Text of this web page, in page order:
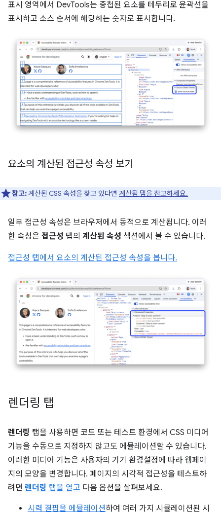
표시 영역에서 DevTools는 중첩된 요소를 테두리로 윤곽선을
표시하고 소스 순서에 해당하는 숫자로 표시합니다.
요소의 계산된 접근성 속성 보기
참고: 계산된 CSS 속성을 찾고 있다면 계산됨 탭을 참고하세요.
일부 접근성 속성은 브라우저에서 동적으로 계산됩니다. 이러
한 속성은 접근성 탭의 계산된 속성 섹션에서 볼 수 있습니다.
접근성 탭에서 요소의 계산된 접근성 속성을 봅니다.
렌더링 탭
렌더링 탭을 사용하면 코드 또는 테스트 환경에서 CSS 미디어
기능을 수동으로 지정하지 않고도 에뮬레이션할 수 있습니다.
이러한 미디어 기능은 사용자의 기기 환경설정에 따라 웹페이
지의 모양을 변경합니다. 페이지의 시각적 접근성을 테스트하
려면 렌더링 탭을 열고 다음 옵션을 살펴보세요.
시력 결핍을 에뮬레이션하여 여러 가지 시뮬레이션된 시